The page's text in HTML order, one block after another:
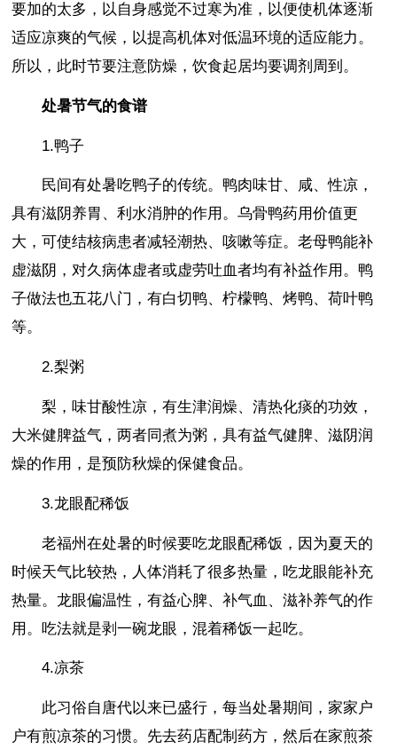
要加的太多，以自身感觉不过寒为准，以便使机体逐渐
适应凉爽的气候，以提高机体对低温环境的适应能力。
所以，此时节要注意防燥，饮食起居均要调剂周到。
处暑节气的食谱
1.鸭子
民间有处暑吃鸭子的传统。鸭肉味甘、咸、性凉，
具有滋阴养胃、利水消肿的作用。乌骨鸭药用价值更
大，可使结核病患者减轻潮热、咳嗽等症。老母鸭能补
虚滋阴，对久病体虚者或虚劳吐血者均有补益作用。鸭
子做法也五花八门，有白切鸭、柠檬鸭、烤鸭、荷叶鸭
等。
2.梨粥
梨，味甘酸性凉，有生津润燥、清热化痰的功效，
大米健脾益气，两者同煮为粥，具有益气健脾、滋阴润
燥的作用，是预防秋燥的保健食品。
3.龙眼配稀饭
老福州在处暑的时候要吃龙眼配稀饭，因为夏天的
时候天气比较热，人体消耗了很多热量，吃龙眼能补充
热量。龙眼偏温性，有益心脾、补气血、滋补养气的作
用。吃法就是剥一碗龙眼，混着稀饭一起吃。
4.凉茶
此习俗自唐代以来已盛行，每当处暑期间，家家户
户有煎凉茶的习惯。先去药店配制药方，然后在家煎茶